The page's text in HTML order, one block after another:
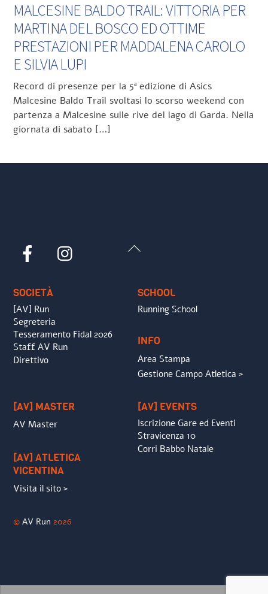
MALCESINE BALDO TRAIL: VITTORIA PER
MARTINA DEL BOSCO ED OTTIME
PRESTAZIONI PER MADDALENA CAROLO
E SILVIA LUPI
Record di presenze per la 5ª edizione di Asics
Malcesine Baldo Trail svoltasi lo scorso weekend con
partenza a Malcesine sulle rive del lago di Garda. Nella
giornata di sabato […]
Back
Facebook
SOCIETÀ
[AV] Run
Segreteria
Tesseramento Fidal 2026
Staff AV Run
Direttivo
SCHOOL
Running School
INFO
Area Stampa
Gestione Campo Atletica >
[AV] MASTER
AV Master
[AV] ATLETICA
VICENTINA
Visita il sito >
[AV] EVENTS
Iscrizione Gare ed Eventi
Stravicenza 10
Corri Babbo Natale
©AV Run 2026